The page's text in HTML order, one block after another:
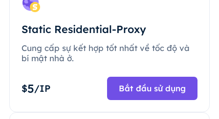
Static Residential-Proxy
Cung cấp sự kết hợp tốt nhất về tốc độ và
bí mật nhà ở.
$5/IP Bắt đầu sử dụng